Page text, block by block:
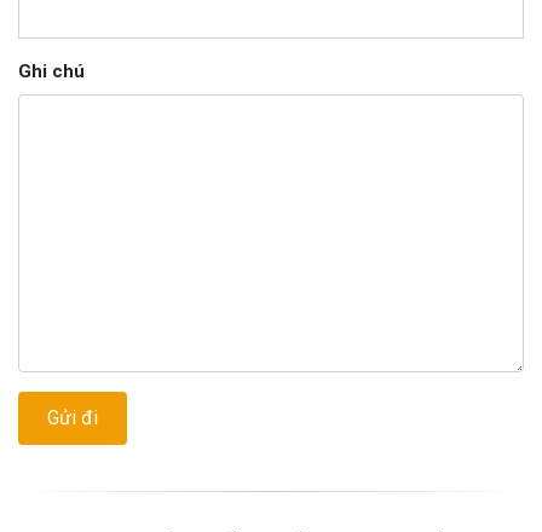
Ghi chú